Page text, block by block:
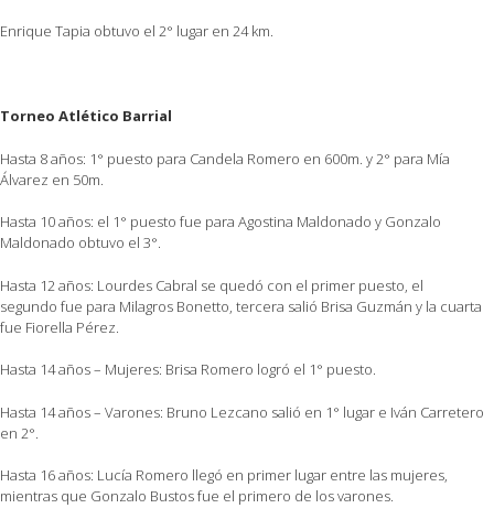
Enrique Tapia obtuvo el 2° lugar en 24 km.
Torneo Atlético Barrial
Hasta 8 años: 1° puesto para Candela Romero en 600m. y 2° para Mía
Álvarez en 50m.
Hasta 10 años: el 1° puesto fue para Agostina Maldonado y Gonzalo
Maldonado obtuvo el 3°.
Hasta 12 años: Lourdes Cabral se quedó con el primer puesto, el
segundo fue para Milagros Bonetto, tercera salió Brisa Guzmán y la cuarta
fue Fiorella Pérez.
Hasta 14 años – Mujeres: Brisa Romero logró el 1° puesto.
Hasta 14 años – Varones: Bruno Lezcano salió en 1° lugar e Iván Carretero
en 2°.
Hasta 16 años: Lucía Romero llegó en primer lugar entre las mujeres,
mientras que Gonzalo Bustos fue el primero de los varones.